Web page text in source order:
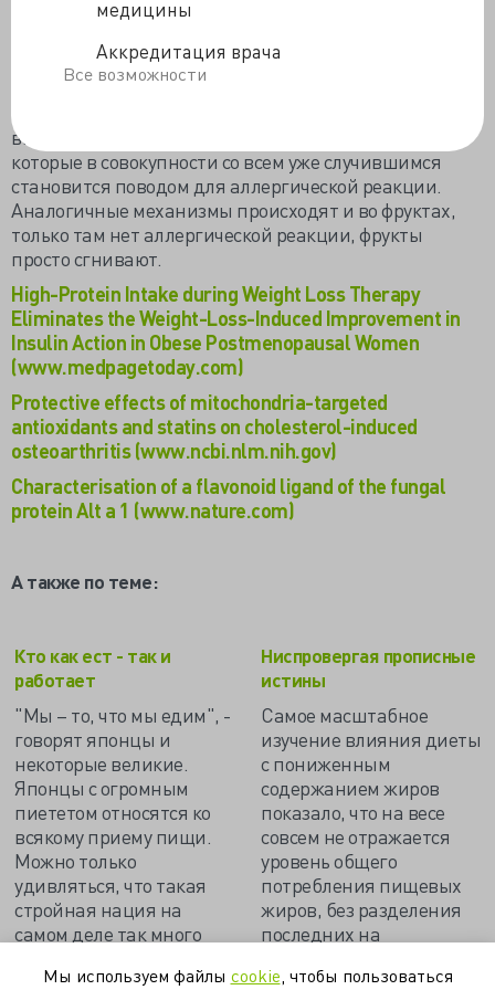
медицины
Аккредитация врача
Все возможности
фруктов споры грибов вдыхаются человеком. Во
влажной и тёплой среде альвеол из спор
освобождается белок Alt1, инициирующий синтез
сильнейшего антиоксиданта кверцетина, что
внедрение вырабатываются свободные радикалы,
которые в совокупности со всем уже случившимся
становится поводом для аллергической реакции.
Аналогичные механизмы происходят и во фруктах,
только там нет аллергической реакции, фрукты
просто сгнивают.
High-Protein Intake during Weight Loss Therapy
Eliminates the Weight-Loss-Induced Improvement in
Insulin Action in Obese Postmenopausal Women
(www.medpagetoday.com)
Protective effects of mitochondria-targeted
antioxidants and statins on cholesterol-induced
osteoarthritis (www.ncbi.nlm.nih.gov)
Characterisation of a flavonoid ligand of the fungal
protein Alt a 1 (www.nature.com)
А также по теме:
Кто как ест - так и
работает
"Мы – то, что мы едим", -
говорят японцы и
некоторые великие.
Японцы с огромным
пиететом относятся ко
всякому приему пищи.
Можно только
удивляться, что такая
стройная нация на
самом деле так много
Ниспровергая прописные
истины
Самое масштабное
изучение влияния диеты
с пониженным
содержанием жиров
показало, что на весе
совсем не отражается
уровень общего
потребления пищевых
жиров, без разделения
последних на
ненасыщенные и транс-
Мы используем файлы cookie , чтобы пользоваться